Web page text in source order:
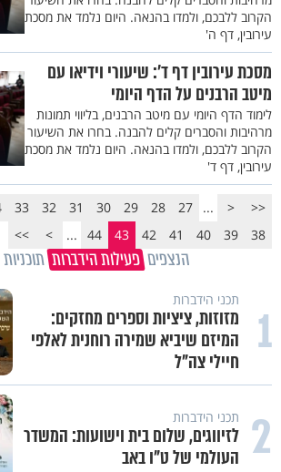
הקרוב ללבכם, ולמדו בהנאה. היום נלמד את מסכת
עירובין, דף ה'
מסכת עירובין דף ד’: שיעורי וידיאו עם
מיטב הרבנים על הדף היומי
לימוד הדף היומי עם מיטב הרבנים, בליווי תמונות
מרהיבות והסברים קלים להבנה. בחרו את השיעור
הקרוב ללבכם, ולמדו בהנאה. היום נלמד את מסכת
עירובין, דף ד'
<<
<
...
27
28
29
30
31
32
33
38
39
40
41
42
43
44
...
>
>>
הנצפים פעילות הידברות
1 תכני הידברות
מזוזות, ציציות וספרים מחזקים:
המיזם שיביא שמירה רוחנית לאלפי
חיילי צה"ל
2 תכני הידברות
לזיווגים, שלום בית וישועות: המשדר
העולמי של ט"ו באב